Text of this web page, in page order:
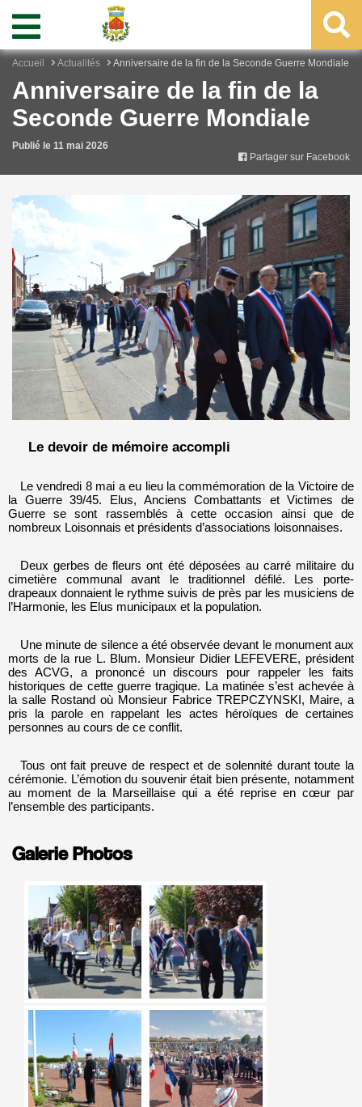
Accueil Actualités Anniversaire de la fin de la Seconde Guerre Mondiale
Anniversaire de la fin de la
Seconde Guerre Mondiale
Publié le 11 mai 2026
Partager sur Facebook
Le devoir de mémoire accompli
Le vendredi 8 mai a eu lieu la commémoration de la Victoire de
la Guerre 39/45. Elus, Anciens Combattants et Victimes de
Guerre se sont rassemblés à cette occasion ainsi que de
nombreux Loisonnais et présidents d’associations loisonnaises.
Deux gerbes de fleurs ont été déposées au carré militaire du
cimetière communal avant le traditionnel défilé. Les porte-
drapeaux donnaient le rythme suivis de près par les musiciens de
l’Harmonie, les Elus municipaux et la population.
Une minute de silence a été observée devant le monument aux
morts de la rue L. Blum. Monsieur Didier LEFEVERE, président
des ACVG, a prononcé un discours pour rappeler les faits
historiques de cette guerre tragique. La matinée s’est achevée à
la salle Rostand où Monsieur Fabrice TREPCZYNSKI, Maire, a
pris la parole en rappelant les actes héroïques de certaines
personnes au cours de ce conflit.
Tous ont fait preuve de respect et de solennité durant toute la
cérémonie. L’émotion du souvenir était bien présente, notamment
au moment de la Marseillaise qui a été reprise en cœur par
l’ensemble des participants.
Galerie Photos